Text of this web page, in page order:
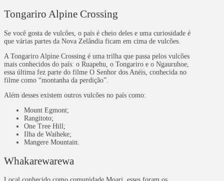
Tongariro Alpine Crossing
Se você gosta de vulcões, o país é cheio deles e uma curiosidade é
que várias partes da Nova Zelândia ficam em cima de vulcões.
A Tongariro Alpine Crossing é uma trilha que passa pelos vulcões
mais conhecidos do país: o Ruapehu, o Tongariro e o Ngauruhoe,
essa última fez parte do filme O Senhor dos Anéis, conhecida no
filme como “montanha da perdição”.
Além desses existem outros vulcões no país como:
Mount Egmont;
Rangitoto;
One Tree Hill;
Ilha de Waiheke;
Mangere Mountain.
Whakarewarewa